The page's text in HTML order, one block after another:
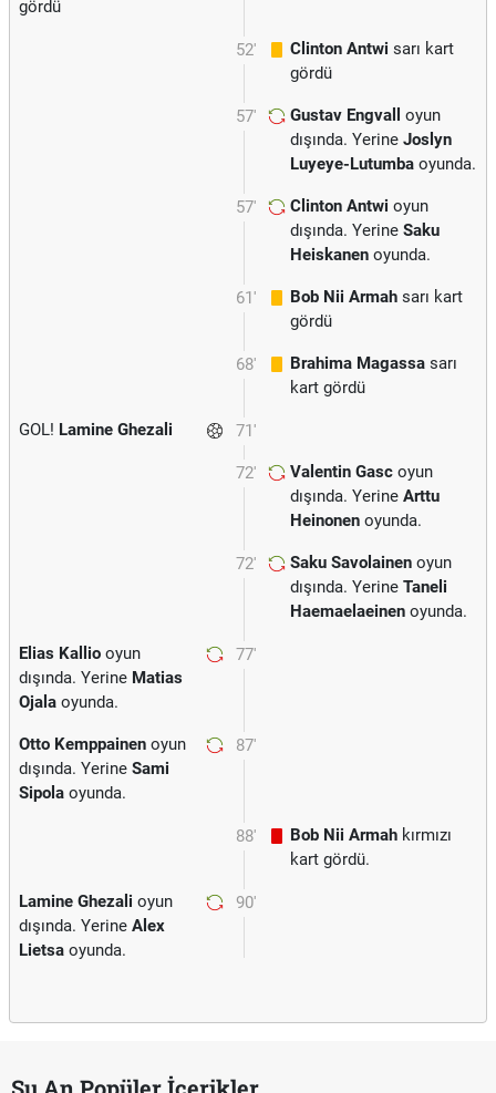
gördü
52' Clinton Antwi sarı kart
gördü
57' Gustav Engvall
oyun
dışında. Yerine Joslyn
Luyeye-Lutumba oyunda.
57' Clinton Antwi oyun
dışında. Yerine Saku
Heiskanen oyunda.
61' Bob Nii Armah sarı kart
gördü
68' Brahima Magassa sarı
kart gördü
71'
GOL! Lamine Ghezali
72' Valentin Gasc oyun
dışında. Yerine Arttu
Heinonen oyunda.
72' Saku Savolainen oyun
dışında. Yerine Taneli
Haemaelaeinen oyunda.
77'
Elias Kallio oyun
dışında. Yerine Matias
Ojala oyunda.
87'
Otto Kemppainen oyun
dışında. Yerine Sami
Sipola oyunda.
88' Bob Nii Armah kırmızı
kart gördü.
90'
Lamine Ghezali oyun
dışında. Yerine Alex
Lietsa oyunda.